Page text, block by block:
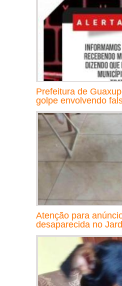
Prefeitura de
golpe envolvendo
Atenção para
desaparecida no